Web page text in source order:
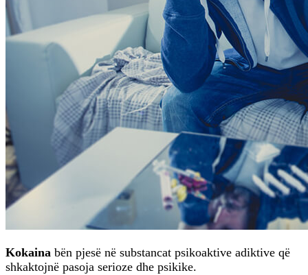
Kokaina bën pjesë në substancat psikoaktive adiktive që
shkaktojnë pasoja serioze dhe psikike.